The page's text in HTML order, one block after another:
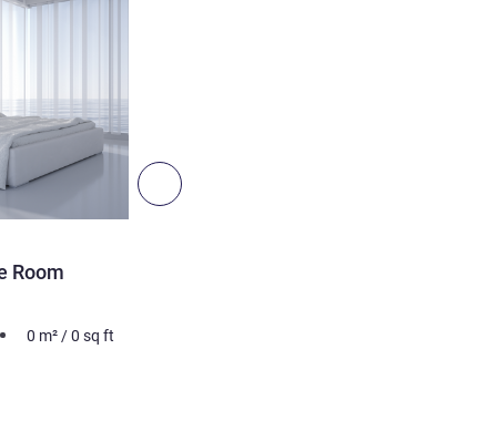
Seguinte - Quarto
Room
0 m² /0 sq ft